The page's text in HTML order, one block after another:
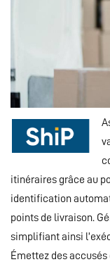
itinéraires grâce au
identification
points de livraison.
simplifiant ainsi
Émettez des